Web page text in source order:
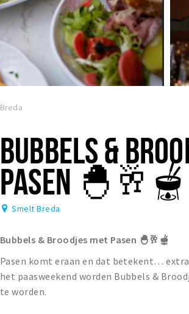
Breda
BUBBELS &
PASEN 🐣🥂🫕
Smelt Breda
Bubbels & Broodjes met Pasen 🐣🥂🫕
Pasen komt eraan en dat betekent…
het paasweekend worden Bubbels &
te worden.